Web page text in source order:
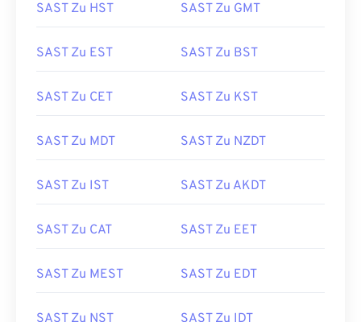
SAST Zu HST SAST Zu GMT
SAST Zu EST SAST Zu BST
SAST Zu CET SAST Zu KST
SAST Zu MDT SAST Zu NZDT
SAST Zu IST SAST Zu AKDT
SAST Zu CAT SAST Zu EET
SAST Zu MEST SAST Zu EDT
SAST Zu NST SAST Zu IDT